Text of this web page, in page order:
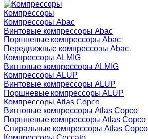
Компрессоры
Компрессоры Abac
Винтовые компрессоры Abac
Поршневые компрессоры Abac
Передвижные компрессоры Abac
Компрессоры ALMIG
Винтовые компрессоры ALMIG
Компрессоры ALUP
Винтовые компрессоры ALUP
Поршневые компрессоры ALUP
Компрессоры Atlas Copco
Винтовые компрессоры Atlas Copco
Поршневые компрессоры Atlas Copco
Спиральные компрессоры Atlas Copco
Компрессоры Ceccato